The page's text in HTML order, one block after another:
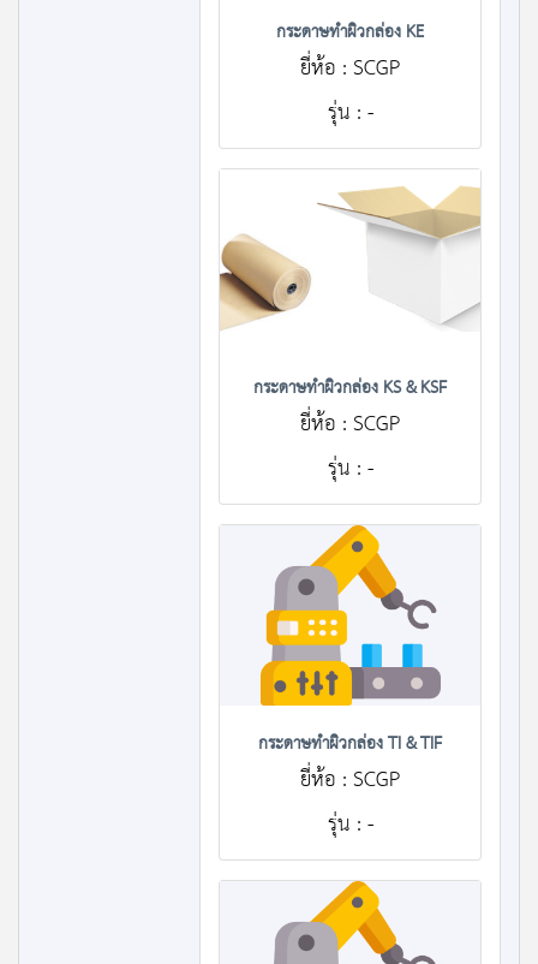
กระดาษทำผิวกล่อง KE
ยี่ห้อ : SCGP
รุ่น : -
กระดาษทำผิวกล่อง KS & KSF
ยี่ห้อ : SCGP
รุ่น : -
กระดาษทำผิวกล่อง TI & TIF
ยี่ห้อ : SCGP
รุ่น : -